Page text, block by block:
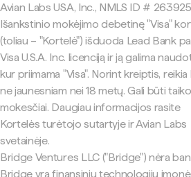
Avian Labs USA, Inc., NMLS ID #
Išankstinio mokėjimo debetinę "Visa"
(toliau – "Kortelė") išduoda Lead Bank
Visa U.S.A. Inc. licenciją ir ją galima
kur priimama "Visa". Norint kreiptis,
ne jaunesniam nei 18 metų. Gali būti
mokesčiai. Daugiau informacijos rasite
Kortelės turėtojo sutartyje ir Avian Labs
svetainėje.
Bridge Ventures LLC ("Bridge") nėra
Bridge yra finansinių technologijų